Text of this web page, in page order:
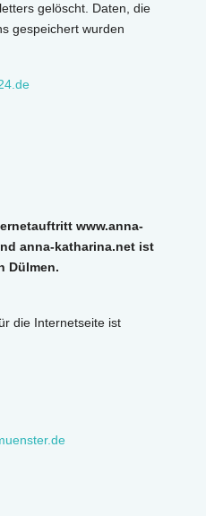
gelöscht. Daten, die
gespeichert wurden
www.anna-
anna-katharina.net ist
Dülmen.
die Internetseite ist